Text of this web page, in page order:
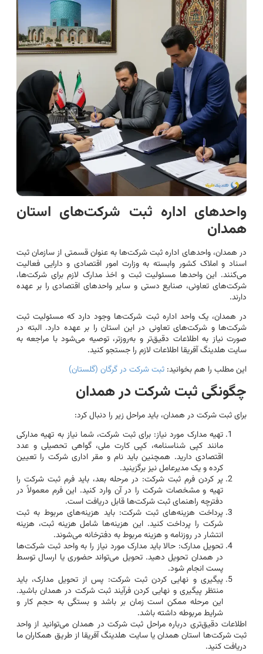
واحدهای اداره ثبت شرکت‌های استان
همدان
در همدان، واحدهای اداره ثبت شرکت‌ها به عنوان قسمتی از سازمان ثبت
اسناد و املاک کشور وابسته به وزارت امور اقتصادی و دارایی فعالیت
می‌کنند. این واحدها مسئولیت ثبت و اخذ مدارک لازم برای شرکت‌ها،
شرکت‌های تعاونی، صنایع دستی و سایر واحدهای اقتصادی را بر عهده
دارند.
در همدان، یک واحد اداره ثبت شرکت‌ها وجود دارد که مسئولیت ثبت
شرکت‌ها و شرکت‌های تعاونی در این استان را بر عهده دارد. البته در
صورت نیاز به اطلاعات دقیق‌تر و به‌روزتر، توصیه می‌شود با مراجعه به
سایت هلدینگ آفریقا اطلاعات لازم را جستجو کنید.
این مطلب را هم بخوانید: ثبت شرکت در گرگان (گلستان)
چگونگی ثبت شرکت در همدان
برای ثبت شرکت در همدان، باید مراحل زیر را دنبال کرد:
تهیه مدارک مورد نیاز: برای ثبت شرکت، شما نیاز به تهیه مدارکی
مانند کپی شناسنامه، کپی کارت ملی، گواهی تحصیلی و عدد
اقتصادی دارید. همچنین باید نام و مقر اداری شرکت را تعیین
کرده و یک مدیرعامل نیز برگزینید.
پر کردن فرم ثبت شرکت: در مرحله بعد، باید فرم ثبت شرکت را
تهیه و مشخصات شرکت را در آن وارد کنید. این فرم معمولاً در
دفترچه راهنمای ثبت شرکت‌ها قابل دریافت است.
پرداخت هزینه‌های ثبت شرکت: باید هزینه‌های مربوط به ثبت
شرکت را پرداخت کنید. این هزینه‌ها شامل هزینه ثبت، هزینه
انتشار در روزنامه و هزینه مربوط به دفترخانه می‌شوند.
تحویل مدارک: حالا باید مدارک مورد نیاز را به واحد ثبت شرکت‌ها
در همدان تحویل دهید. تحویل می‌تواند حضوری یا ارسال توسط
پست انجام شود.
پیگیری و نهایی کردن ثبت شرکت: پس از تحویل مدارک، باید
منتظر پیگیری و نهایی کردن فرآیند ثبت شرکت در همدان باشید.
این مرحله ممکن است زمان بر باشد و بستگی به حجم کار و
شرایط مربوطه داشته باشد.
اطلاعات دقیق‌تری درباره مراحل ثبت شرکت در همدان می‌توانید از واحد
ثبت شرکت‌ها استان همدان یا سایت هلدینگ آفریقا از طریق همکاران ما
دریافت کنید.